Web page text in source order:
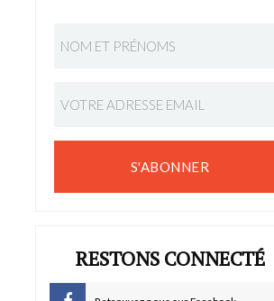
S'ABONNER
RESTONS CONNECTÉ